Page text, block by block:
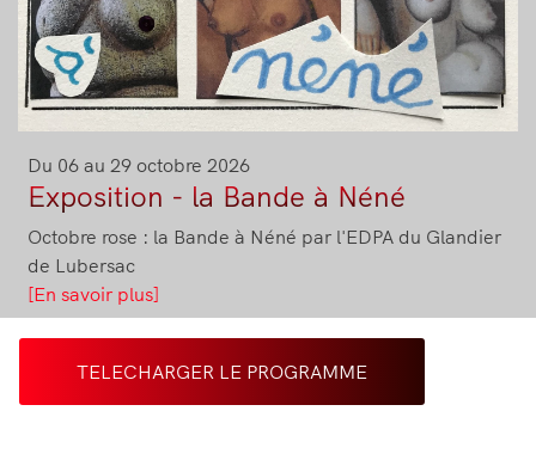
Du 06 au 29 octobre 2026
Exposition - la Bande à Néné
Octobre rose : la Bande à Néné par l'EDPA du Glandier
de Lubersac
TELECHARGER LE PROGRAMME